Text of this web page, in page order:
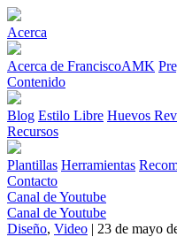
Acerca
Acerca de FranciscoAMK
Contenido
Blog Estilo Libre Huevos
Recursos
Plantillas Herramientas
Contacto
Canal de Youtube
Canal de Youtube
Diseño, Video | 23 de mayo